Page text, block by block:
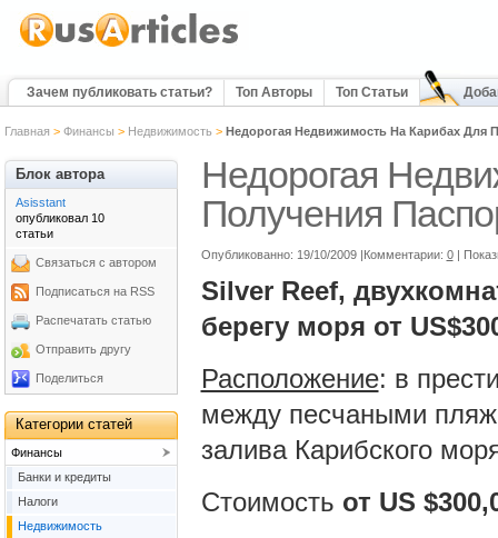
Зачем публиковать статьи? Топ Авторы Топ Статьи
Главная > Финансы > Недвижимость > Недорогая Недвижимость На Карибах Для
Недорогая
Получения
Опубликованно: 19/10/2009 |Комментарии: 0 |
Silver Reef,
берегу моря от US
Расположение: в
между песчаными
залива Карибского
Стоимость от US
Блок автора
Asisstant
опубликовал 10
статьи
Связаться с автором
Подписаться на RSS
Распечатать статью
Отправить другу
Поделиться
Категории статей
Финансы
Банки и кредиты
Налоги
Недвижимость